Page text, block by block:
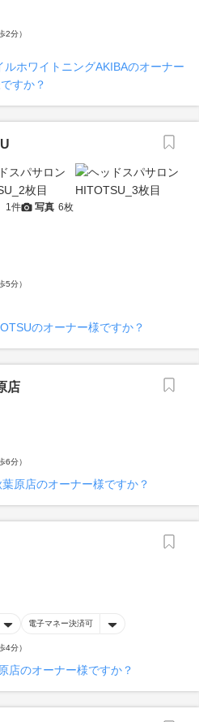
2分）
ホワイトニングAKIBAのオーナー
すか？
1件 写真 6枚
5分）
のオーナー様ですか？
店
6分）
原店のオーナー様ですか？
電子マネー決済可
4分）
店のオーナー様ですか？